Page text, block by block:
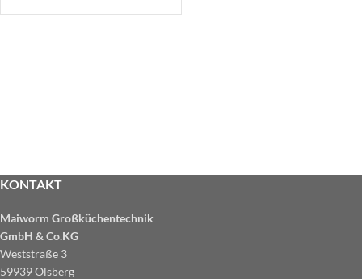
KONTAKT
Maiworm Großküchentechnik
GmbH & Co.KG
Weststraße 3
59939 Olsberg